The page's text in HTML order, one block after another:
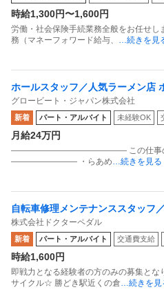
時給1,300円〜1,600円
労働・社会保険手続業務全般をお任せ
務（マネーフォワード給与、 …続きを見
ホールスタッフ／人気ラーメン店
めん花月嵐 デックス東京ビーチ店
グロービート・ジャパン株式会社
新着 パート・アルバイト 未経験OK
月給24万円
―――――――――――――― この仕事の
―――――――― ・らあめ…続きを見る
自転車修理メンテナンススタッフ
接客なし
株式会社ドクターペダル
新着 パート・アルバイト 交通費支給
時給1,600円
即戦力となる経験者の方のみの募集と
サイクル☆ 勝どき駅近くの倉…続きを見